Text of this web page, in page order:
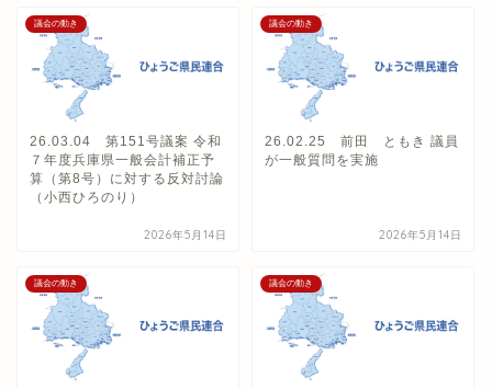
議会の動き
26.03.04 第151号議案 令和
７年度兵庫県一般会計補正予
算（第8号）に対する反対討論
（小西ひろのり）
2026年5月14日
議会の動き
26.02.25 前田 ともき 議員
が一般質問を実施
2026年5月14日
議会の動き 議会の動き